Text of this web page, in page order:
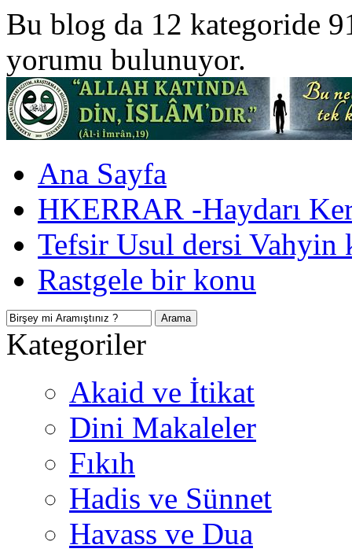
Bu blog da 12 kategoride
yorumu bulunuyor.
Ana Sayfa
HKERRAR -Haydarı
Tefsir Usul dersi Vahyin
Rastgele bir konu
Kategoriler
Akaid ve İtikat
Dini Makaleler
Fıkıh
Hadis ve Sünnet
Havass ve Dua